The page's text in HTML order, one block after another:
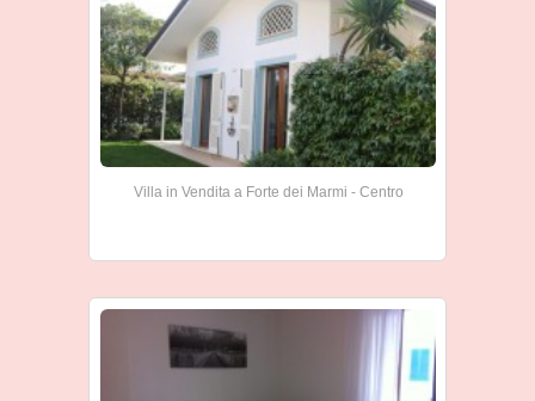
Villa in Vendita a Forte dei Marmi - Centro